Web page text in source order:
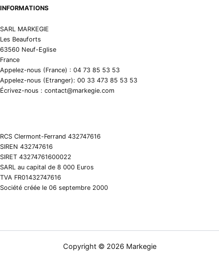
INFORMATIONS
SARL MARKEGIE
Les Beauforts
63560 Neuf-Eglise
France
Appelez-nous (France) : 04 73 85 53 53
Appelez-nous (Etranger): 00 33 473 85 53 53
Écrivez-nous : contact@markegie.com
RCS Clermont-Ferrand 432747616
SIREN 432747616
SIRET 43274761600022
SARL au capital de 8 000 Euros
TVA FR01432747616
Société créée le 06 septembre 2000
Copyright © 2026 Markegie